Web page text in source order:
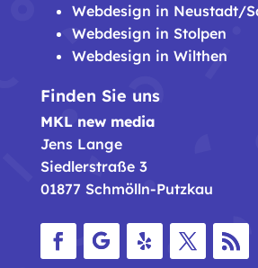
Webdesign in Neustadt/
Webdesign in Stolpen
Webdesign in Wilthen
Finden Sie uns
MKL new media
Jens Lange
Siedlerstraße 3
01877 Schmölln-Putzkau